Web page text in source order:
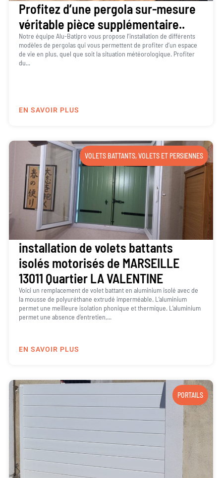
Profitez d’une pergola sur-mesure
véritable pièce supplémentaire..
Notre équipe Alu-Batipro vous propose l’installation de différents
modèles de pergolas qui vous permettent de profiter d’un espace
de vie en plus, quel que soit la situation météorologique. Profiter
du...
EN SAVOIR PLUS
VOLETS BATTANTS,VOLETS ET PERSIENNES
installation de volets battants
isolés motorisés de MARSEILLE
13011 Quartier LA VALENTINE
Voici un remplacement de volet battant en aluminium isolé avec de
la mousse de polyuréthane extrudé imperméable. L’aluminium
permet une meilleure isolation phonique et thermique. L’aluminium
permet une absence d’entretien,...
EN SAVOIR PLUS
PORTAILS